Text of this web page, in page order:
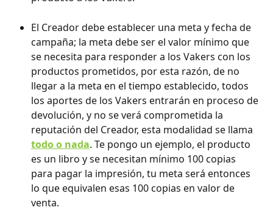
El Creador debe establecer una meta y fecha de
campaña; la meta debe ser el valor mínimo que
se necesita para responder a los Vakers con los
productos prometidos, por esta razón, de no
llegar a la meta en el tiempo establecido, todos
los aportes de los Vakers entrarán en proceso de
devolución, y no se verá comprometida la
reputación del Creador, esta modalidad se llama
todo o nada. Te pongo un ejemplo, el producto
es un libro y se necesitan mínimo 100 copias
para pagar la impresión, tu meta será entonces
lo que equivalen esas 100 copias en valor de
venta.